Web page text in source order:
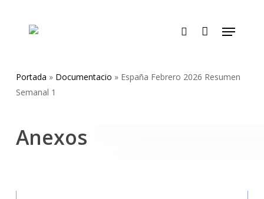
Menu
Portada » Documentacio » España Febrero 2026 Resumen
Semanal 1
Anexos